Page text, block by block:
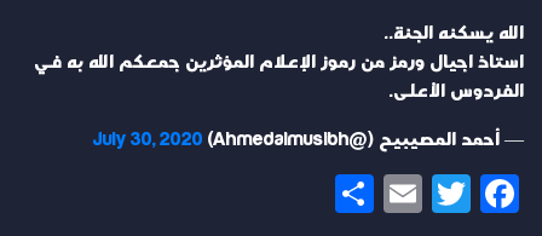
الله يسكنه الجنة..
استاذ اجيال ورمز من رموز الإعلام المؤثرين جمعكم الله به في
الفردوس الأعلى.
— أحمد المصيبيح (@Ahmedalmusibh) July 30, 2020
Facebook
Twitter
Email